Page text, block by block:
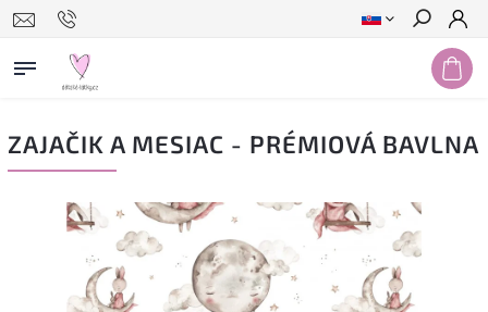
Hľadať
ZAJAČIK A MESIAC - PRÉMIOVÁ BAVLNA